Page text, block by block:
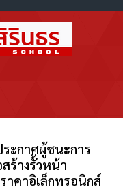
ระกาศผู้ชนะการ
ร้างรั้วหน้า
าคาอิเล็กทรอนิกส์